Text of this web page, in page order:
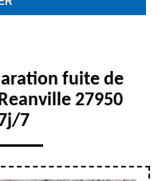
fuite de
27950
7